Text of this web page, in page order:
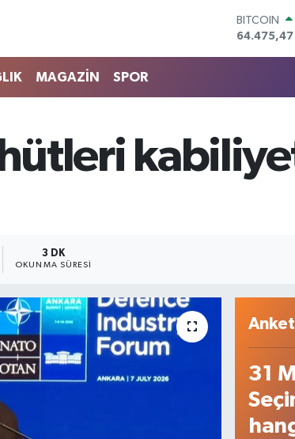
DOLAR
47,5971
64,2534
BİST100
13.703
%0
BITCOIN
MAGAZİN SPOR
3 DK
OKUNMA SÜRESI
Anket
31